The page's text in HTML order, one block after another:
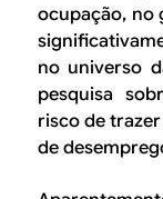
ocupação, no
no universo
pesquisa
risco de
de